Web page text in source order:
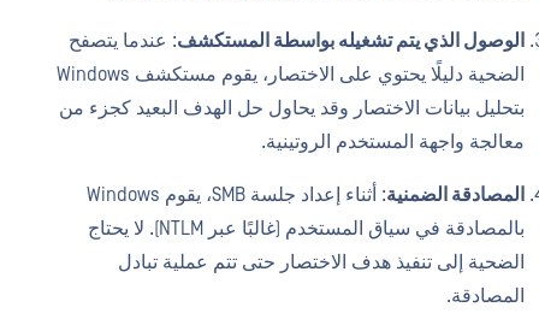
الوصول الذي يتم تشغيله بواسطة المستكشف: عندما يتصفح
الضحية دليلًا يحتوي على الاختصار، يقوم مستكشف Windows
بتحليل بيانات الاختصار وقد يحاول حل الهدف البعيد كجزء من
معالجة واجهة المستخدم الروتينية.
المصادقة الضمنية
: أثناء إعداد جلسة SMB، يقوم Windows
بالمصادقة في سياق المستخدم (غالبًا عبر NTLM). لا يحتاج
الضحية إلى تنفيذ هدف الاختصار حتى تتم عملية تبادل
المصادقة.